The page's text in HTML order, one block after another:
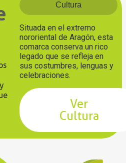
Cultura
Situada en el extremo
nororiental de Aragón, esta
comarca conserva un rico
legado que se refleja en
sus costumbres, lenguas y
celebraciones.
Ver
Cultura